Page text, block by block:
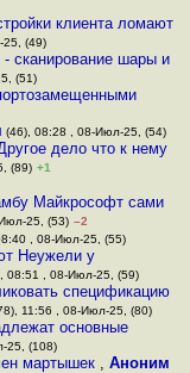
клиента ломают
(49)
- сканирование шары и
(51)
(46), 08:28 , 08-Июл-25, (54)
дело что к нему
(89) +1
Майкрософт сами
25, (53) –2
, 08-Июл-25, (55)
Неужели у
08:51 , 08-Июл-25, (59)
спецификацию
11:56 , 08-Июл-25, (80)
основные
25, (108)
мартышек , Аноним